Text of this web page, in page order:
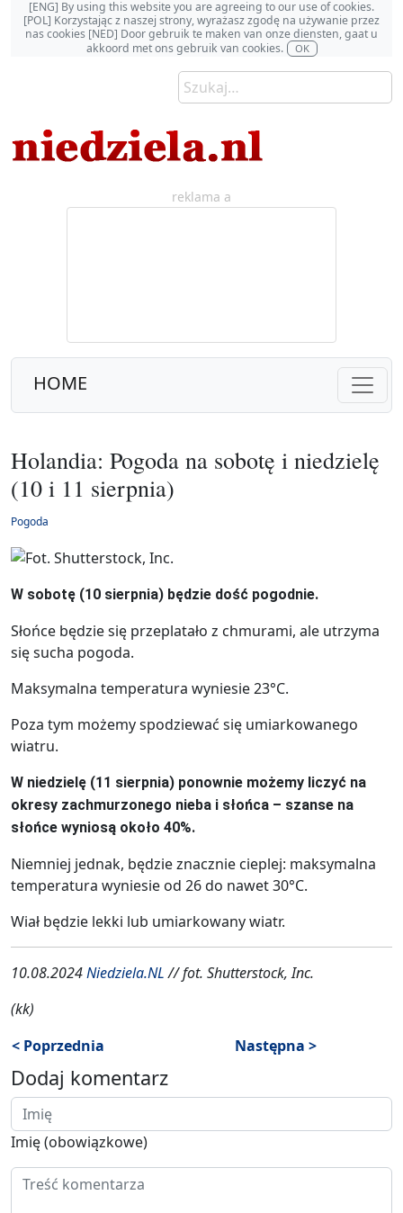
[ENG] By using this website you are agreeing to our use of cookies.
[POL] Korzystając z naszej strony, wyrażasz zgodę na używanie przez
nas cookies [NED] Door gebruik te maken van onze diensten, gaat u
akkoord met ons gebruik van cookies.
OK
reklama a
HOME
Holandia: Pogoda na sobotę i niedzielę
(10 i 11 sierpnia)
Pogoda
W sobotę (10 sierpnia) będzie dość pogodnie.
Słońce będzie się przeplatało z chmurami, ale utrzyma
się sucha pogoda.
Maksymalna temperatura wyniesie 23°C.
Poza tym możemy spodziewać się umiarkowanego
wiatru.
W niedzielę (11 sierpnia) ponownie możemy liczyć na
okresy zachmurzonego nieba i słońca – szanse na
słońce wyniosą około 40%.
Niemniej jednak, będzie znacznie cieplej: maksymalna
temperatura wyniesie od 26 do nawet 30°C.
Wiał będzie lekki lub umiarkowany wiatr.
10.08.2024Niedziela.NL// fot. Shutterstock, Inc.
(kk)
< Poprzednia
Następna >
Dodaj komentarz
Imię (obowiązkowe)